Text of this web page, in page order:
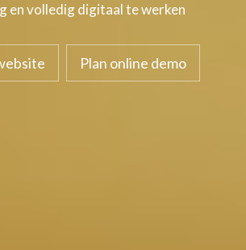
en volledig digitaal te werken
Plan online demo